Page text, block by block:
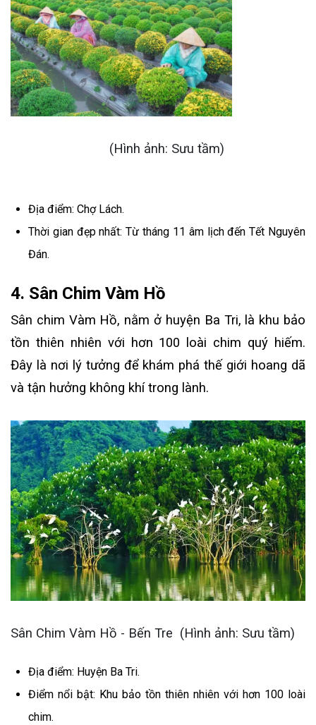
(Hình ảnh: Sưu tầm)
Địa điểm: Chợ Lách.
Thời gian đẹp nhất: Từ tháng 11 âm lịch đến Tết Nguyên
Đán.
4. Sân Chim Vàm Hồ
Sân chim Vàm Hồ, nằm ở huyện Ba Tri, là khu bảo
tồn thiên nhiên với hơn 100 loài chim quý hiếm.
Đây là nơi lý tưởng để khám phá thế giới hoang dã
và tận hưởng không khí trong lành.
Sân Chim Vàm Hồ - Bến Tre (Hình ảnh: Sưu tầm)
Địa điểm: Huyện Ba Tri.
Điểm nổi bật: Khu bảo tồn thiên nhiên với hơn 100 loài
chim.